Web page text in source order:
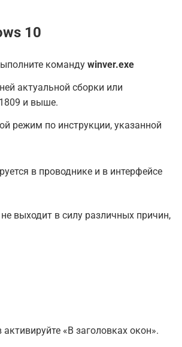
10
команду winver.exe
актуальной сборки или
и выше.
режим по инструкции, указанной
в проводнике и в интерфейсе
выходит в силу различных причин,
«В заголовках окон».